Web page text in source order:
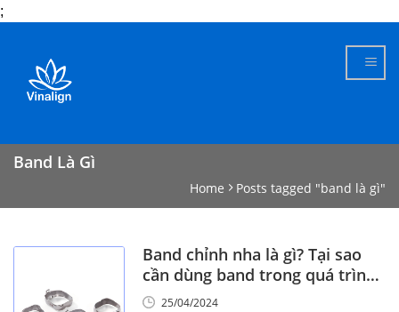
;
content
Band Là Gì
Home Posts tagged "band là gì"
Band chỉnh nha là gì? Tại sao
cần dùng band trong quá trình
chỉnh nha
25/04/2024